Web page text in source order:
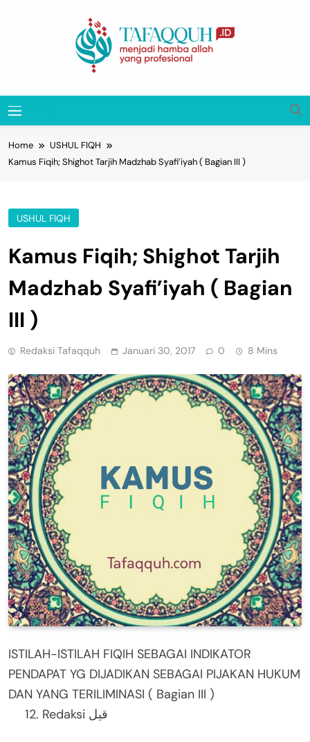
Tafaqquh.ID
Home
USHUL FIQH
Kamus Fiqih; Shighot Tarjih Madzhab Syafi’iyah ( Bagian III )
USHUL FIQH
Kamus Fiqih; Shighot Tarjih
Madzhab Syafi’iyah ( Bagian
III )
Redaksi Tafaqquh Januari 30, 2017 0 8 Mins
ISTILAH-ISTILAH FIQIH SEBAGAI INDIKATOR
PENDAPAT YG DIJADIKAN SEBAGAI PIJAKAN HUKUM
DAN YANG TERILIMINASI ( Bagian III )
Redaksi قيل